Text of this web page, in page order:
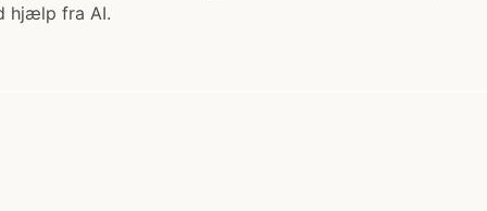
hjælp fra AI.